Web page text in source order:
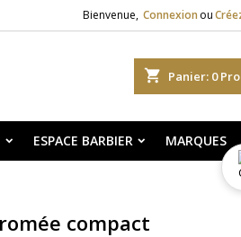
Bienvenue, Connexion ou
shopping_cart Panier: 0
ESPACE BARBIER MARQUES
compact